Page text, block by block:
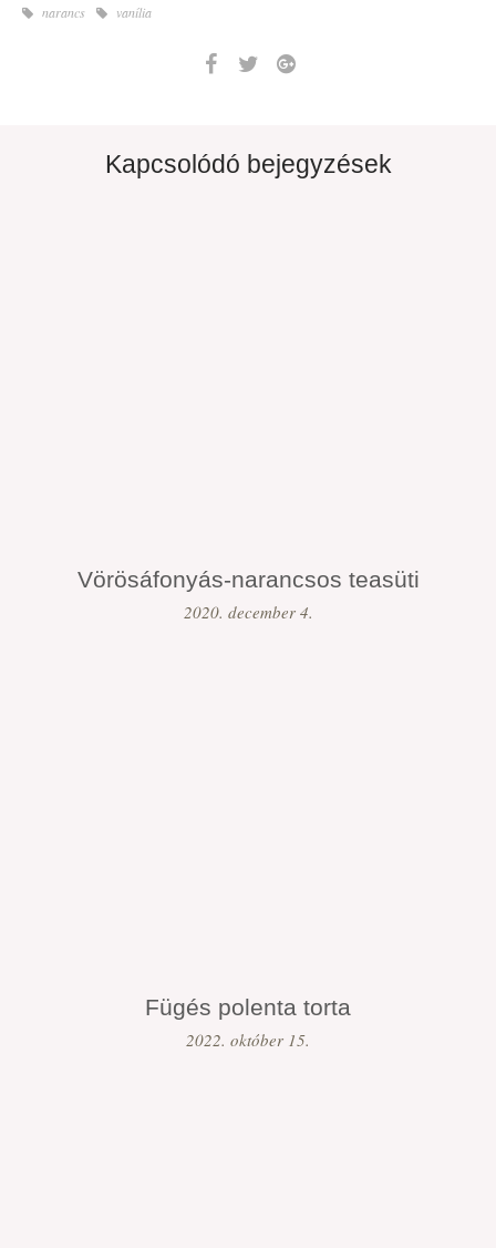
narancs vanília
Kapcsolódó bejegyzések
Vörösáfonyás-narancsos teasüti
2020. december 4.
Fügés polenta torta
2022. október 15.